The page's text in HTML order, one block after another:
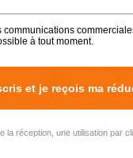
communications
à tout moment.
et je reçois ma
la réception, une utilisation par